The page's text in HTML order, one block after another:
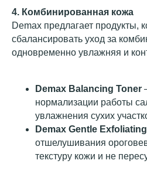
4. Комбинированная кожа
Demax предлагает продукты,
сбалансировать уход за
одновременно увлажняя и
Demax Balancing Toner
нормализации работы
увлажнения сухих
Demax Gentle Exfoliating
отшелушивания
текстуру кожи и не